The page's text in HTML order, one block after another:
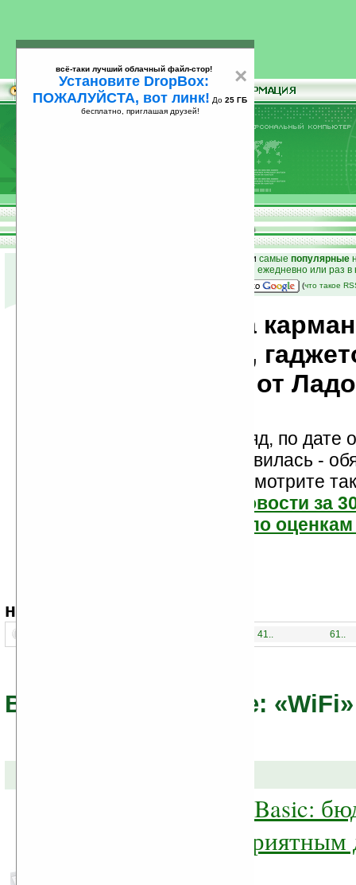
25
и самые популярные
на email ежедневно или раз
(что такое
Новости мира
компьютеров,
мобильности от
Новости показаны подряд, по дате
Если новость вам понравилась -
проголосуйте! Посмотрите
самые читаемые новости за
самые лучшие новости по оценкам
навигация:
41.. 61..
Все новости по теме: «WiFi»
PocketBook 611 Basic:
E-Ink-ридер с
×
всё-таки лучший облачный файл-стор!
Установите DropBox:
ПОЖАЛУЙСТА, вот линк! До 25 ГБ
бесплатно, приглашая друзей!